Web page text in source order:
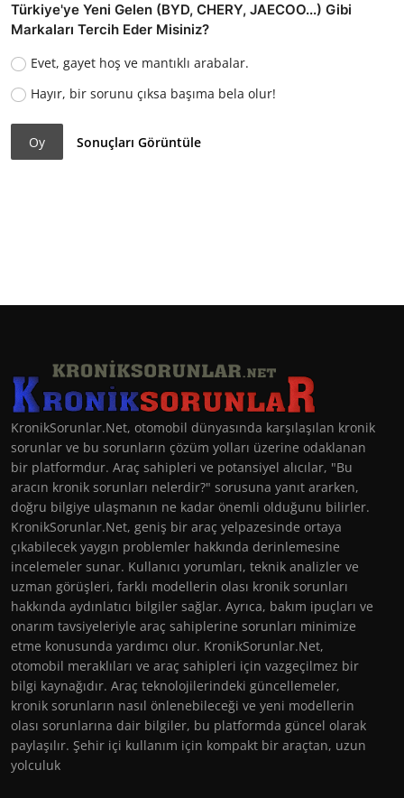
Türkiye'ye Yeni Gelen (BYD, CHERY, JAECOO...) Gibi
Markaları Tercih Eder Misiniz?
Evet, gayet hoş ve mantıklı arabalar.
Hayır, bir sorunu çıksa başıma bela olur!
Oy Sonuçları Görüntüle
KronikSorunlar.Net, otomobil dünyasında karşılaşılan kronik
sorunlar ve bu sorunların çözüm yolları üzerine odaklanan
bir platformdur. Araç sahipleri ve potansiyel alıcılar, "Bu
aracın kronik sorunları nelerdir?" sorusuna yanıt ararken,
doğru bilgiye ulaşmanın ne kadar önemli olduğunu bilirler.
KronikSorunlar.Net, geniş bir araç yelpazesinde ortaya
çıkabilecek yaygın problemler hakkında derinlemesine
incelemeler sunar. Kullanıcı yorumları, teknik analizler ve
uzman görüşleri, farklı modellerin olası kronik sorunları
hakkında aydınlatıcı bilgiler sağlar. Ayrıca, bakım ipuçları ve
onarım tavsiyeleriyle araç sahiplerine sorunları minimize
etme konusunda yardımcı olur. KronikSorunlar.Net,
otomobil meraklıları ve araç sahipleri için vazgeçilmez bir
bilgi kaynağıdır. Araç teknolojilerindeki güncellemeler,
kronik sorunların nasıl önlenebileceği ve yeni modellerin
olası sorunlarına dair bilgiler, bu platformda güncel olarak
paylaşılır. Şehir içi kullanım için kompakt bir araçtan, uzun
yolculuk